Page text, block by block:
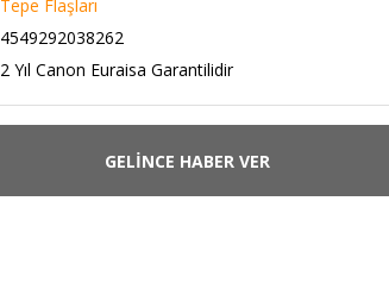
Tepe Flaşları
4549292038262
2 Yıl Canon Euraisa Garantilidir
GELİNCE HABER VER